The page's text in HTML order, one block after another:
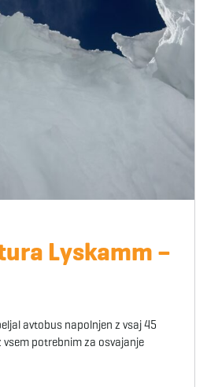
Lyskamm –
avtobus napolnjen z vsaj 45
potrebnim za osvajanje